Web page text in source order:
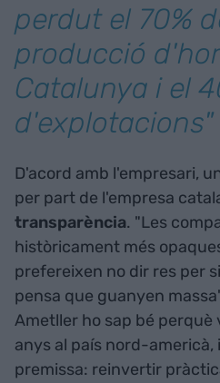
perdut el 70%
producció
Catalunya i el
d'explotacions"
D'acord amb l'empresari,
per part de l'empresa
transparència. "Les
històricament més
prefereixen no dir res per
pensa que guanyen
Ametller ho sap bé
anys al país nord-americà,
premissa: reinvertir